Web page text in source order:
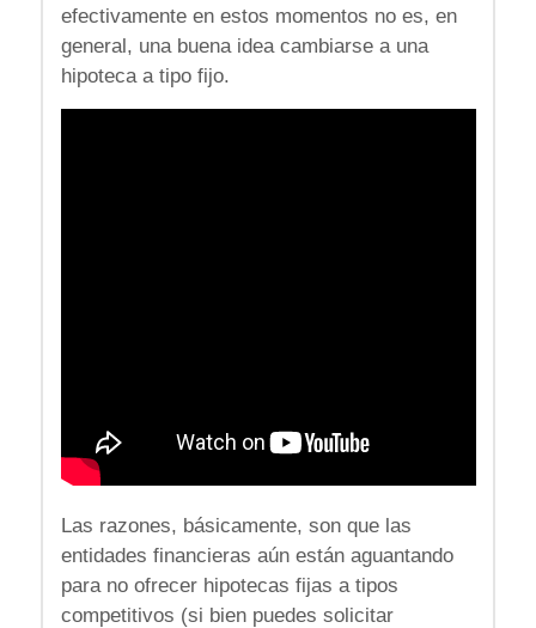
efectivamente en estos momentos no es, en
general, una buena idea cambiarse a una
hipoteca a tipo fijo.
Las razones, básicamente, son que las
entidades financieras aún están aguantando
para no ofrecer hipotecas fijas a tipos
competitivos (si bien puedes solicitar